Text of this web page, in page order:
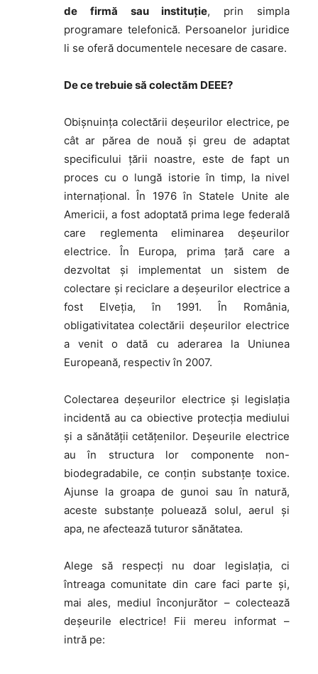
de firmă sau instituţie, prin simpla
programare telefonică. Persoanelor juridice
li se oferă documentele necesare de casare.
De ce trebuie să colectăm DEEE?
Obișnuința colectării deșeurilor electrice, pe
cât ar părea de nouă și greu de adaptat
specificului țării noastre, este de fapt un
proces cu o lungă istorie în timp, la nivel
internațional. În 1976 în Statele Unite ale
Americii, a fost adoptată prima lege federală
care reglementa eliminarea deșeurilor
electrice. În Europa, prima țară care a
dezvoltat și implementat un sistem de
colectare și reciclare a deșeurilor electrice a
fost Elveția, în 1991. În România,
obligativitatea colectării deșeurilor electrice
a venit o dată cu aderarea la Uniunea
Europeană, respectiv în 2007.
Colectarea deșeurilor electrice și legislația
incidentă au ca obiective protecția mediului
și a sănătății cetățenilor. Deşeurile electrice
au în structura lor componente non-
biodegradabile, ce conţin substanţe toxice.
Ajunse la groapa de gunoi sau în natură,
aceste substanţe poluează solul, aerul şi
apa, ne afectează tuturor sănătatea.
Alege să respecți nu doar legislația, ci
întreaga comunitate din care faci parte și,
mai ales, mediul înconjurător – colectează
deșeurile electrice! Fii mereu informat –
intră pe: